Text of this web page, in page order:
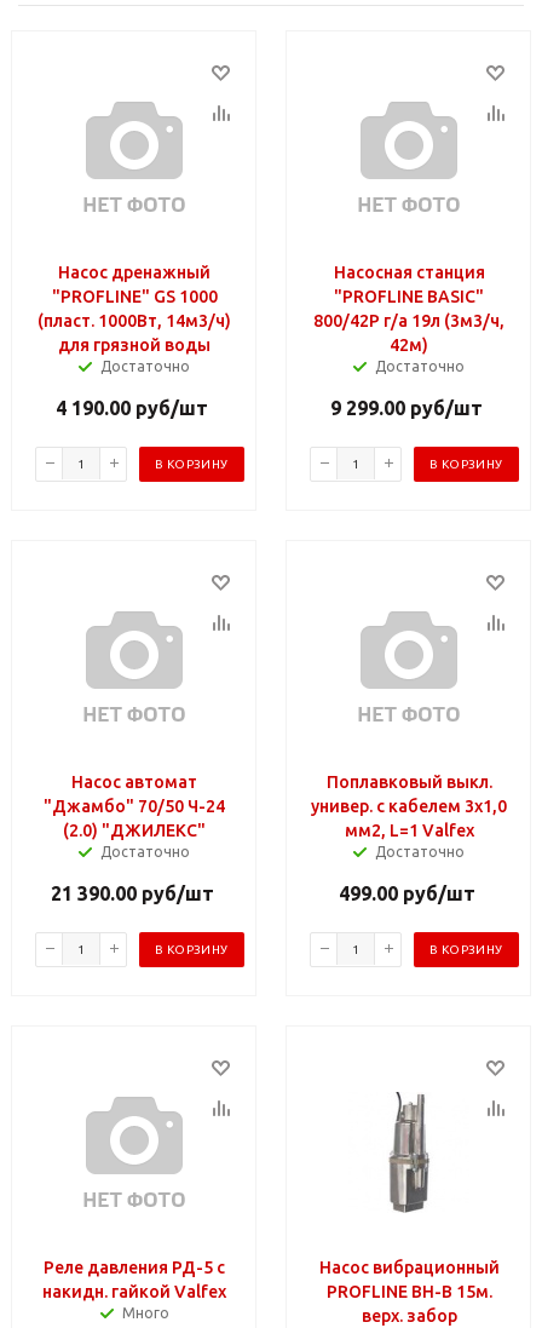
Насос дренажный
"PROFLINE" GS 1000
(пласт. 1000Вт, 14м3/ч)
для грязной воды
Достаточно
4 190.00 руб/шт
В КОРЗИНУ
Насосная станция
"PROFLINE BASIC"
800/42P г/а 19л (3м3/ч,
42м)
Достаточно
9 299.00 руб/шт
В КОРЗИНУ
Насос автомат
"Джамбо" 70/50 Ч-24
(2.0) "ДЖИЛЕКС"
Достаточно
21 390.00руб/шт
В КОРЗИНУ
Поплавковый выкл.
универ. с кабелем 3х1,0
мм2, L=1 Valfex
Достаточно
499.00руб/шт
В КОРЗИНУ
Реле давления РД-5 с
накидн. гайкой Valfex
Много
Насос вибрационный
PROFLINE ВН-В 15м.
верх. забор